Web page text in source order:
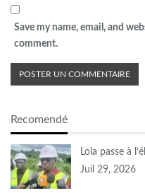
Save my name, email, and
comment.
Recomendé
Lola passe à
Juil 29, 2026